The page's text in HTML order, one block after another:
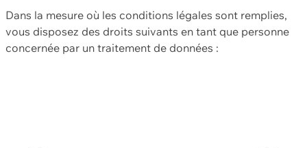
Dans la mesure où les conditions légales sont remplies,
vous disposez des droits suivants en tant que personne
concernée par un traitement de données :